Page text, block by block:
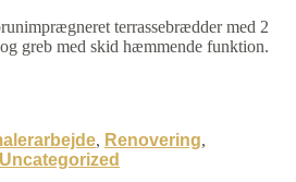
terrassebrædder med 2
greb med skid hæmmende funktion.
, Renovering,
Uncategorized